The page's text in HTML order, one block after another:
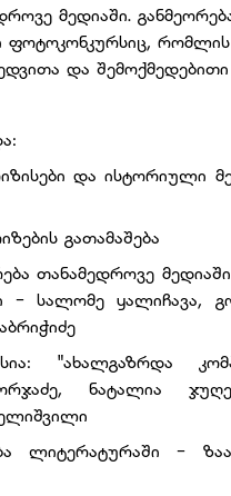
მედიაში.
ფოტოკონკურსიც, რომლის
და შემოქმედებითი
და ისტორიული
გათამაშება
თანამედროვე
სალომე ყალიჩავა,
"ახალგაზრდა
ნატალია
ლიტერატურაში -